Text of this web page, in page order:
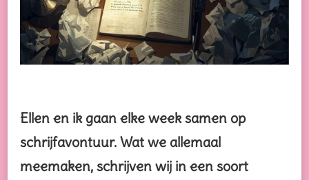
Ellen en ik gaan elke week samen op
schrijfavontuur. Wat we allemaal
meemaken, schrijven wij in een soort